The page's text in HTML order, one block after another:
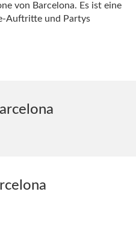
von Barcelona. Es ist eine
Auftritte und Partys